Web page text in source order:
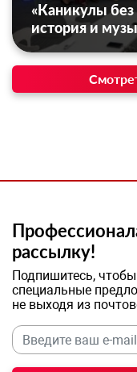
«Каникулы без
история и
рассылку!
Подпишитесь,
специальные
не выходя из